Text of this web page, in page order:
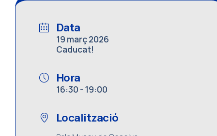
Data
19 març 2026
Caducat!
Hora
16:30 - 19:00
Localització